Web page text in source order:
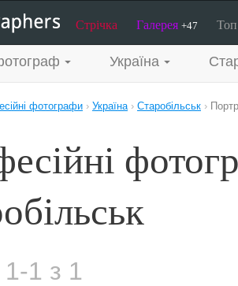
Стрічка Галерея +47
Україна
фотографи › Україна› Старобільськ ›
1 з 1